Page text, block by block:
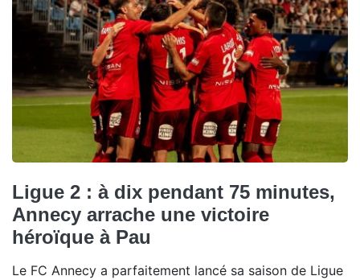
Ligue 2 : à dix pendant 75 minutes,
Annecy arrache une victoire
héroïque à Pau
Le FC Annecy a parfaitement lancé sa saison de Ligue